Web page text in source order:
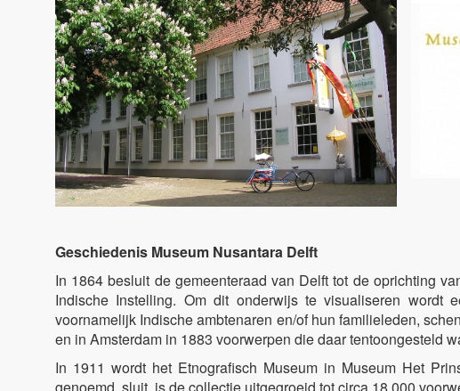
Geschiedenis Museum Nusantara Delft
In 1864 besluit de gemeenteraad van Delft tot de oprichting
Indische Instelling. Om dit onderwijs te visualiseren wordt
voornamelijk Indische ambtenaren en/of hun familieleden,
en in Amsterdam in 1883 voorwerpen die daar tentoongesteld
In 1911 wordt het Etnografisch Museum in Museum Het